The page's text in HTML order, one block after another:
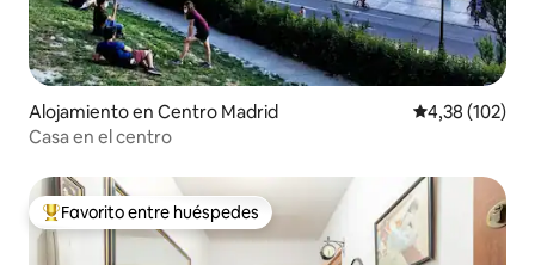
Alojamiento en Centro Madrid Calificación
4,38 (102)
Casa en el centro
Favorito entre los huéspedes más destacados
Favorito entre huéspedes